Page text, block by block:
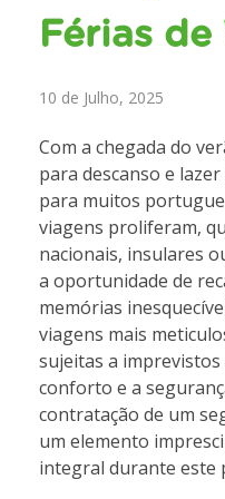
Férias de
10 de Julho, 2025
Com a chegada do
para descanso e
para muitos
viagens proliferam,
nacionais, insulares
a oportunidade de
memórias
viagens mais
sujeitas a
conforto e a
contratação de um
um elemento
integral durante este